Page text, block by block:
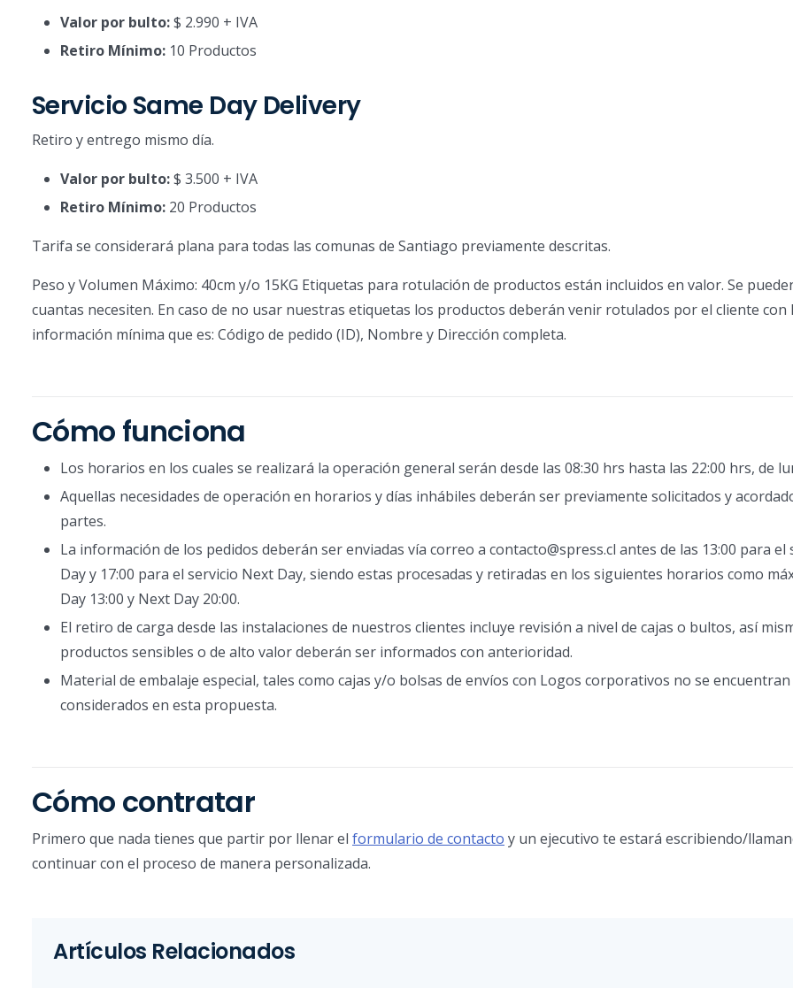
Valor por bulto:$ 2.990 + IVA
Retiro Mínimo: 10 Productos
Servicio Same Day Delivery
Retiro y entrego mismo día.
Valor por bulto:$ 3.500 + IVA
Retiro Mínimo: 20 Productos
Tarifa se considerará plana para todas las comunas de Santiago previamente descritas.
Peso y Volumen Máximo: 40cm y/o 15KG Etiquetas para rotulación de productos están incluidos en valor. Se
cuantas necesiten. En caso de no usar nuestras etiquetas los productos deberán venir rotulados por el cliente con
información mínima que es: Código de pedido (ID), Nombre y Dirección completa.
Cómo funciona
Los horarios en los cuales se realizará la operación general serán desde las 08:30 hrs hasta las 22:00 hrs, de
Aquellas necesidades de operación en horarios y días inhábiles deberán ser previamente solicitados y
partes.
La información de los pedidos deberán ser enviadas vía correo a contacto@spress.cl antes de las 13:00 para el
Day y 17:00 para el servicio Next Day, siendo estas procesadas y retiradas en los siguientes horarios como
Day 13:00 y Next Day 20:00.
El retiro de carga desde las instalaciones de nuestros clientes incluye revisión a nivel de cajas o bultos, así
productos sensibles o de alto valor deberán ser informados con anterioridad.
Material de embalaje especial, tales como cajas y/o bolsas de envíos con Logos corporativos no se encuentran
considerados en esta propuesta.
Cómo contratar
Primero que nada tienes que partir por llenar el formulario de contacto y un ejecutivo te estará escribiendo/
continuar con el proceso de manera personalizada.
Artículos Relacionados